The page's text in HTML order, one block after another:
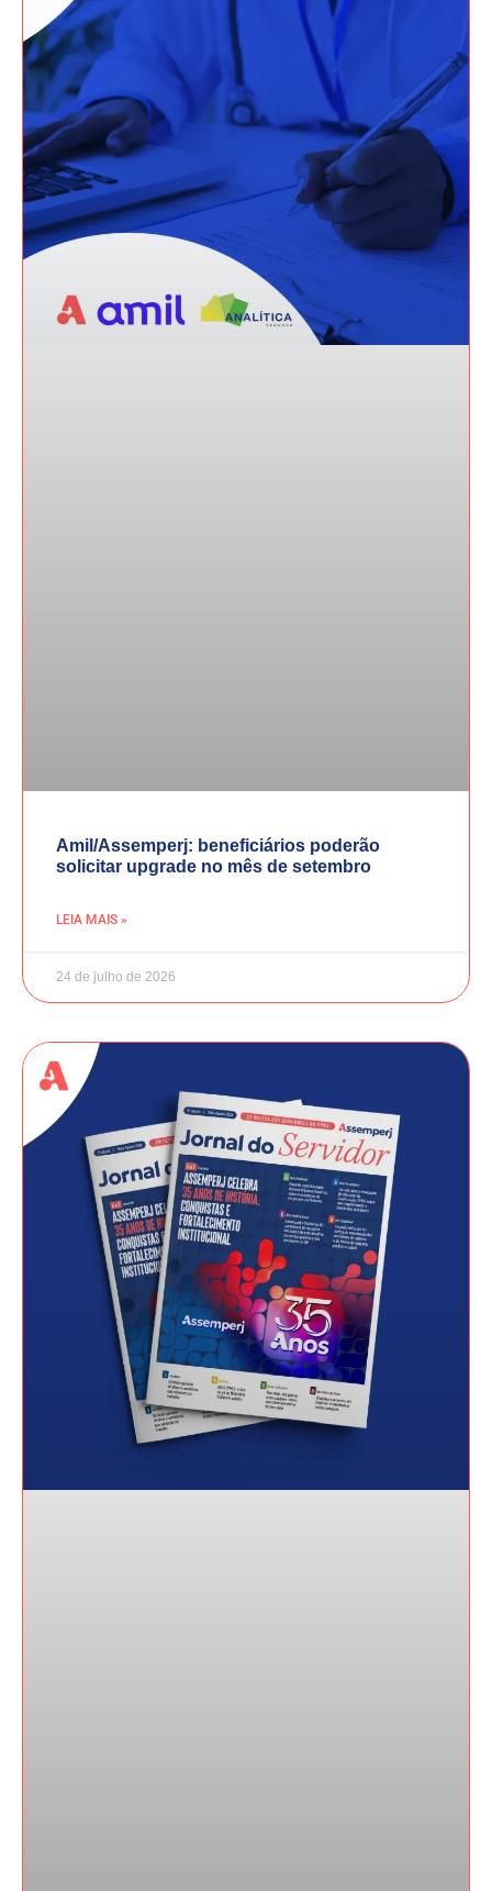
Amil/Assemperj: beneficiários poderão
solicitar upgrade no mês de setembro
LEIA MAIS »
24 de julho de 2026